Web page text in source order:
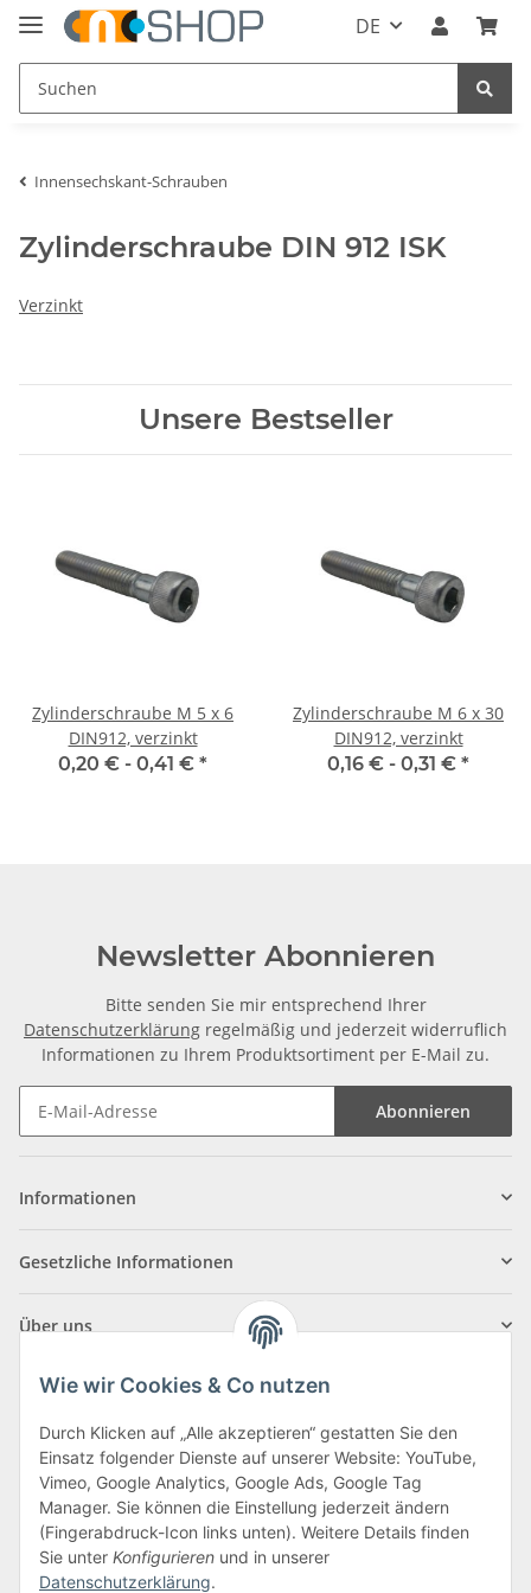
DE
Innensechskant-Schrauben
Zylinderschraube DIN 912 ISK
Verzinkt
Unsere Bestseller
Zylinderschraube M 5 x 6
DIN912, verzinkt
0,20 € - 0,41 € *
Zylinderschraube M 6 x 30
DIN912, verzinkt
0,16 € - 0,31 € *
Newsletter Abonnieren
Bitte senden Sie mir entsprechend Ihrer
Datenschutzerklärung regelmäßig und jederzeit widerruflich
Informationen zu Ihrem Produktsortiment per E-Mail zu.
Abonnieren
Informationen
Gesetzliche Informationen
Über uns
Klagenfurter Straße 29
9556 Liebenfels
Montag bis Donnerstag: 8:00 bis 16:30 Uhr
Freitag: 8:00 bis 12:00 Uhr
Wie wir Cookies & Co nutzen
Durch Klicken auf „Alle akzeptieren“ gestatten Sie den
Einsatz folgender Dienste auf unserer Website: YouTube,
Vimeo, Google Analytics, Google Ads, Google Tag
Manager. Sie können die Einstellung jederzeit ändern
(Fingerabdruck-Icon links unten). Weitere Details finden
Sie unter Konfigurieren und in unserer
Datenschutzerklärung.